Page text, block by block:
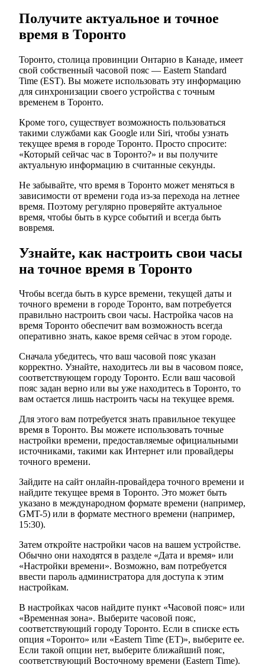
Получите актуальное и точное
время в Торонто
Торонто, столица провинции Онтарио в Канаде, имеет
свой собственный часовой пояс — Eastern Standard
Time (EST). Вы можете использовать эту информацию
для синхронизации своего устройства с точным
временем в Торонто.
Кроме того, существует возможность пользоваться
такими службами как Google или Siri, чтобы узнать
текущее время в городе Торонто. Просто спросите:
«Который сейчас час в Торонто?» и вы получите
актуальную информацию в считанные секунды.
Не забывайте, что время в Торонто может меняться в
зависимости от времени года из-за перехода на летнее
время. Поэтому регулярно проверяйте актуальное
время, чтобы быть в курсе событий и всегда быть
вовремя.
Узнайте, как настроить свои часы
на точное время в Торонто
Чтобы всегда быть в курсе времени, текущей даты и
точного времени в городе Торонто, вам потребуется
правильно настроить свои часы. Настройка часов на
время Торонто обеспечит вам возможность всегда
оперативно знать, какое время сейчас в этом городе.
Сначала убедитесь, что ваш часовой пояс указан
корректно. Узнайте, находитесь ли вы в часовом поясе,
соответствующем городу Торонто. Если ваш часовой
пояс задан верно или вы уже находитесь в Торонто, то
вам остается лишь настроить часы на текущее время.
Для этого вам потребуется знать правильное текущее
время в Торонто. Вы можете использовать точные
настройки времени, предоставляемые официальными
источниками, такими как Интернет или провайдеры
точного времени.
Зайдите на сайт онлайн-провайдера точного времени и
найдите текущее время в Торонто. Это может быть
указано в международном формате времени (например,
GMT-5) или в формате местного времени (например,
15:30).
Затем откройте настройки часов на вашем устройстве.
Обычно они находятся в разделе «Дата и время» или
«Настройки времени». Возможно, вам потребуется
ввести пароль администратора для доступа к этим
настройкам.
В настройках часов найдите пункт «Часовой пояс» или
«Временная зона». Выберите часовой пояс,
соответствующий городу Торонто. Если в списке есть
опция «Торонто» или «Eastern Time (ET)», выберите ее.
Если такой опции нет, выберите ближайший пояс,
соответствующий Восточному времени (Eastern Time).